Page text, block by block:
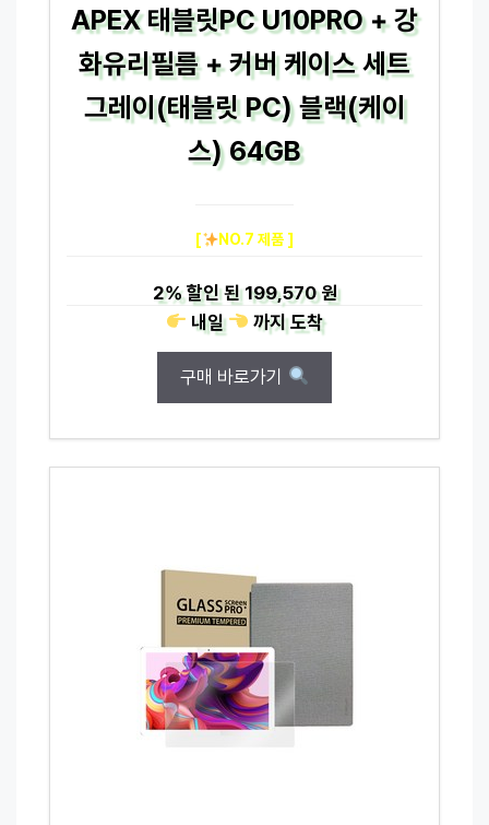
APEX 태블릿PC U10PRO + 강
화유리필름 + 커버 케이스 세트
그레이(태블릿 PC) 블랙(케이
스) 64GB
[ NO.7 제품 ]
2%할인 된199,570 원
내일
까지도착
구매 바로가기